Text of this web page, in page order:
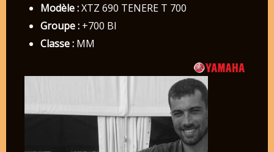
Modèle :XTZ 690 TENERE T 700
Groupe :+700 BI
Classe :MM